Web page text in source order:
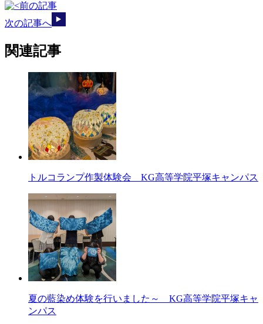
前の記事
次の記事へ
関連記事
トルコランプ作製体験会 KG高等学院平塚キャンパス
夏の藍染め体験を行いました～ KG高等学院平塚キャ
ンパス